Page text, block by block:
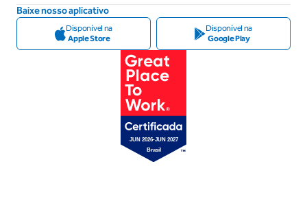
Baixe nosso aplicativo
Disponível na
Apple Store
Disponível na
Google Play